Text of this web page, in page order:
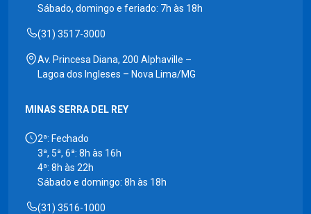
Sábado, domingo e feriado: 7h às 18h
(31) 3517-3000
Av. Princesa Diana, 200 Alphaville –
Lagoa dos Ingleses – Nova Lima/MG
MINAS SERRA DEL REY
2ª: Fechado
3ª, 5ª, 6ª: 8h às 16h
4ª: 8h às 22h
Sábado e domingo: 8h às 18h
(31) 3516-1000